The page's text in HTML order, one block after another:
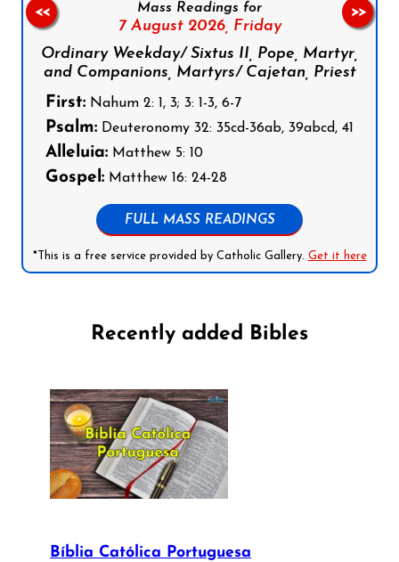
Mass Readings for
7 August 2026, Friday
Ordinary Weekday/ Sixtus II, Pope, Martyr,
and Companions, Martyrs/ Cajetan, Priest
First: Nahum 2: 1, 3; 3: 1-3, 6-7
Psalm: Deuteronomy 32: 35cd-36ab, 39abcd, 41
Alleluia: Matthew 5: 10
Gospel: Matthew 16: 24-28
FULL MASS READINGS
*This is a free service provided by Catholic Gallery. Get it here
<< >>
Recently added Bibles
Bíblia Católica Portuguesa